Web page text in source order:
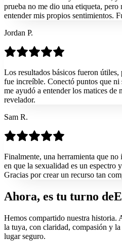
prueba no me dio una etiqueta, pero
entender mis propios sentimientos.
Jordan P.
Los resultados básicos fueron
fue increíble. Conectó puntos que
me ayudó a entender los matices de
revelador.
Sam R.
Finalmente, una herramienta que no
en que la sexualidad es un espectro
Gracias por crear un recurso tan
Ahora, es tu turno de
Hemos compartido nuestra historia.
la tuya, con claridad, compasión y
lugar seguro.